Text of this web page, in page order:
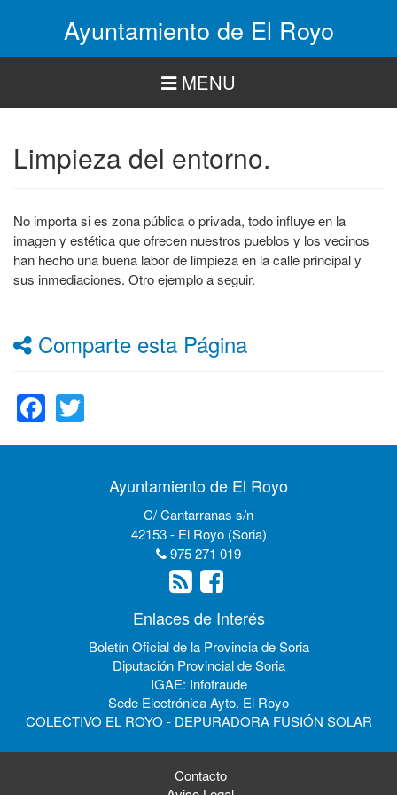
Ayuntamiento de El Royo
MENU
Limpieza del entorno.
No importa si es zona pública o privada, todo influye en la
imagen y estética que ofrecen nuestros pueblos y los vecinos
han hecho una buena labor de limpieza en la calle principal y
sus inmediaciones. Otro ejemplo a seguir.
Comparte esta Página
Facebook
Ayuntamiento de El Royo
C/ Cantarranas s/n
42153 - El Royo (Soria)
975 271 019
Enlaces de Interés
Boletín Oficial de la Provincia de Soria
Diputación Provincial de Soria
IGAE: Infofraude
Sede Electrónica Ayto. El Royo
COLECTIVO EL ROYO - DEPURADORA FUSIÓN SOLAR
Contacto